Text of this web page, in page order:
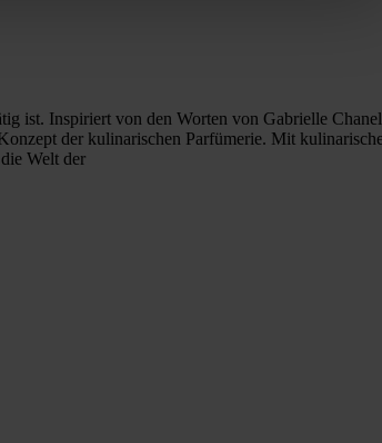
ist. Inspiriert von den Worten von Gabrielle
der kulinarischen Parfümerie. Mit
Welt der